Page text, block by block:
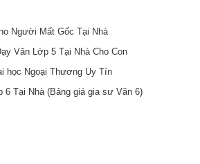
Người Mất Gốc Tại Nhà
Văn Lớp 5 Tại Nhà Cho Con
học Ngoại Thương Uy Tín
6 Tại Nhà (Bảng giá gia sư Văn 6)